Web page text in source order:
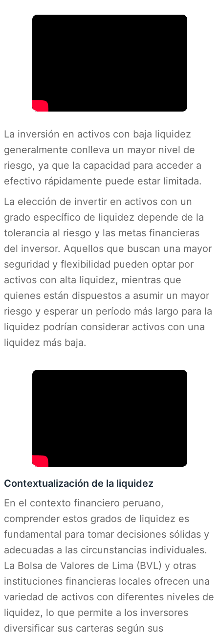
La inversión en activos con baja liquidez
generalmente conlleva un mayor nivel de
riesgo, ya que la capacidad para acceder a
efectivo rápidamente puede estar limitada.
La elección de invertir en activos con un
grado específico de liquidez depende de la
tolerancia al riesgo y las metas financieras
del inversor. Aquellos que buscan una mayor
seguridad y flexibilidad pueden optar por
activos con alta liquidez, mientras que
quienes están dispuestos a asumir un mayor
riesgo y esperar un período más largo para la
liquidez podrían considerar activos con una
liquidez más baja.
Contextualización de la liquidez
En el contexto financiero peruano,
comprender estos grados de liquidez es
fundamental para tomar decisiones sólidas y
adecuadas a las circunstancias individuales.
La Bolsa de Valores de Lima (BVL) y otras
instituciones financieras locales ofrecen una
variedad de activos con diferentes niveles de
liquidez, lo que permite a los inversores
diversificar sus carteras según sus